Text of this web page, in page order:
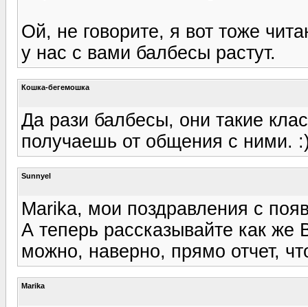
Ой, не говорите, я вот тоже
у нас с вами балбесы растут.
Кошка-бегемошка
Да рази балбесы, они такие
получаешь от общения с ними.
Sunnyel
Marika, мои поздравления с
А теперь рассказывайте как же
можно, наверно, прямо отчет,
Marika